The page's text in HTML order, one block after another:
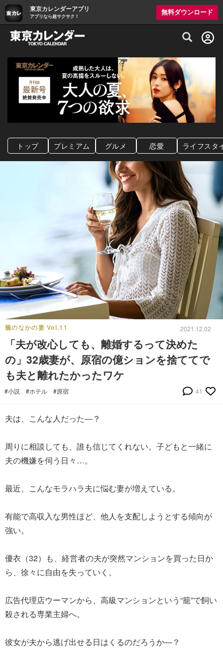
東京カレンダーアプリ
アプリなら超サクサク！
無料ダウンロード
グルメ情報・プレミアムレストラン予約
トップ プレミアム グルメ 恋愛 ライフスタ
籠のなかの妻 Vol.11 2021.12.02
「夫が改心しても、離婚するって決めた
の」32歳妻が、原宿の億ションを捨ててで
も夫と離れたかったワケ
#小説 #ホテル #原宿 41
夫は、こんな人だった―？
周りに相談しても、誰も信じてくれない。子どもと一緒に
夫の機嫌を伺う日々…。
最近、こんなモラハラ夫に悩む妻が増えている。
有能で高収入な男性ほど、他人を支配しようとする傾向が
強い。
優衣（32）も、経営者の夫が突然マンションを買った日か
ら、徐々に自由を失っていく。
広告代理店ウーマンから、高級マンションという“籠”で飼い
殺される専業主婦へ。
彼女が夫から逃げ出せる日はくるのだろうか―？